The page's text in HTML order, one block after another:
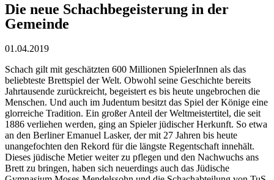
Die neue Schachbegeisterung in der
Gemeinde
01.04.2019
Schach gilt mit geschätzten 600 Millionen SpielerInnen als das
beliebteste Brettspiel der Welt. Obwohl seine Geschichte bereits
Jahrtausende zurückreicht, begeistert es bis heute ungebrochen die
Menschen. Und auch im Judentum besitzt das Spiel der Könige eine
glorreiche Tradition. Ein großer Anteil der Weltmeistertitel, die seit
1886 verliehen werden, ging an Spieler jüdischer Herkunft. So etwa
an den Berliner Emanuel Lasker, der mit 27 Jahren bis heute
unangefochten den Rekord für die längste Regentschaft innehält.
Dieses jüdische Metier weiter zu pflegen und den Nachwuchs ans
Brett zu bringen, haben sich neuerdings auch das Jüdische